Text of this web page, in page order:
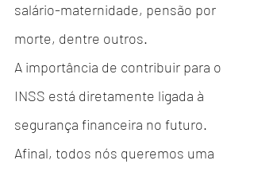
salário-maternidade, pensão por
morte, dentre outros.
A importância de contribuir para o
INSS está diretamente ligada à
segurança financeira no futuro.
Afinal, todos nós queremos uma